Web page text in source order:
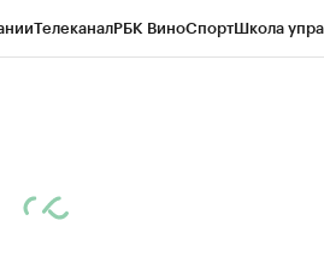
ТелеканалРБК ВиноСпортШкола